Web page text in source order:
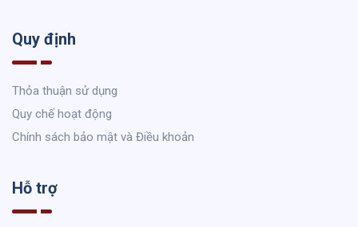
Quy định
Thỏa thuận sử dụng
Quy chế hoạt động
Chính sách bảo mật và Điều khoản
Hỗ trợ